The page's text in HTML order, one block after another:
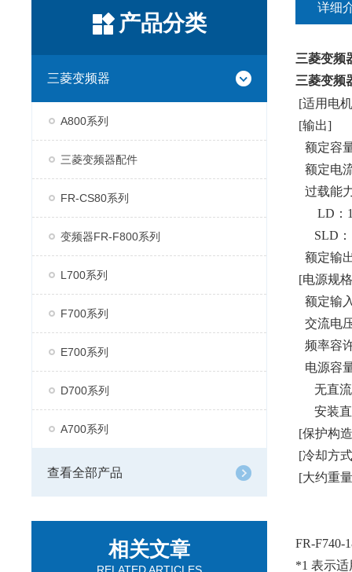
产品分类
三菱变频器
A800系列
三菱变频器配件
FR-CS80系列
变频器FR-F800系列
L700系列
F700系列
E700系列
D700系列
A700系列
查看全部产品
相关文章
详细
三菱变频
三菱变频
[适用电
[输出]
额定容
额定电
过载能
LD：
SLD：
额定输
[电源规
额定输
交流电
频
电源容
无直流
安装直
[保护构
[冷却方
[大约重
FR-F740-
*1 表示